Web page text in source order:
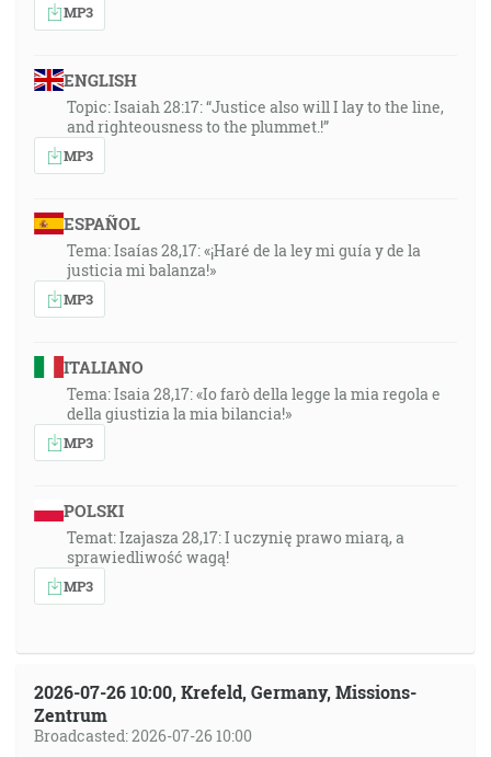
MP3
ENGLISH
Topic: Isaiah 28:17: “Justice also will I lay to the line,
and righteousness to the plummet.!”
MP3
ESPAÑOL
Tema: Isaías 28,17: «¡Haré de la ley mi guía y de la
justicia mi balanza!»
MP3
ITALIANO
Tema: Isaia 28,17: «Io farò della legge la mia regola e
della giustizia la mia bilancia!»
MP3
POLSKI
Temat: Izajasza 28,17: I uczynię prawo miarą, a
sprawiedliwość wagą!
MP3
2026-07-26 10:00, Krefeld, Germany, Missions-
Zentrum
Broadcasted: 2026-07-26 10:00